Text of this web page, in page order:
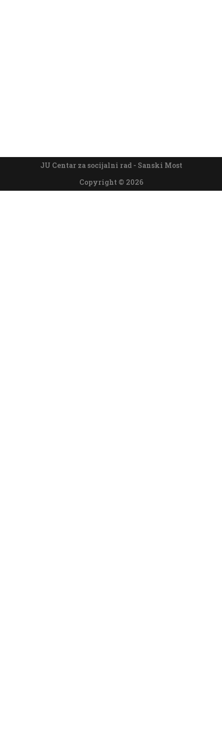
JU Centar za socijalni rad - Sanski Most
Copyright © 2026